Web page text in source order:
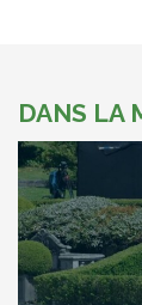
DANS LA